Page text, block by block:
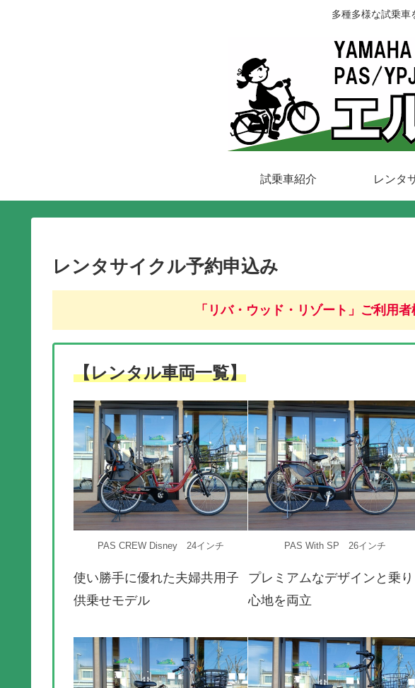
多種多様な試乗車
試乗車紹介 レンタ
レンタサイクル予約申込み
「リバ・ウッド・リゾート」ご利用
【レンタル車両一覧】
PAS CREW Disney 24インチ
使い勝手に優れた夫婦共用子
供乗せモデル
PAS With SP 26インチ
プレミアムなデザインと乗り
心地を両立